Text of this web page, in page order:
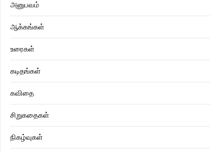
அனுபவம்
ஆக்கங்கள்
உரைகள்
கடிதங்கள்
கவிதை
சிறுகதைகள்
நிகழ்வுகள்